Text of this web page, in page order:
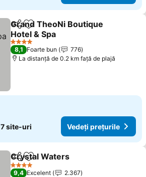
DistribuițiAdăugaţi la favorite
Grand TheoNi Boutique
Hotel & Spa
Vedeți prețurile
4 Stele
8,1 Foarte bun
776
La distanță de 0.2 km față de plajă
7 site-uri Vedeți prețurile
DistribuițiAdăugaţi la favorite
Crystal Waters
4 Stele
9,4 Excelent
2.367